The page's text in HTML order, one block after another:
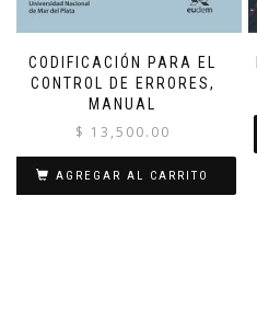
CODIFICACIÓN PARA EL
CONTROL DE ERRORES,
MANUAL
$ 13,500.00
AGREGAR AL CARRITO